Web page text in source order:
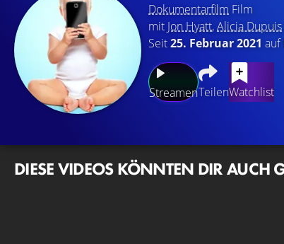
Dokumentarfilm Film
mit Jon Hyatt,Alicia Dupuis
Seit25. Februar 2021 auf
StreamenTeilenWatchlist
DIESE VIDEOS KÖNNTEN DIR AUCH